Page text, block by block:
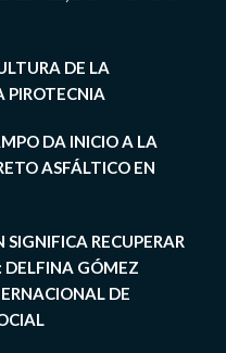
DE LA
PIROTECNIA
DA INICIO A LA
ASFÁLTICO EN
RECUPERAR
GÓMEZ
DE